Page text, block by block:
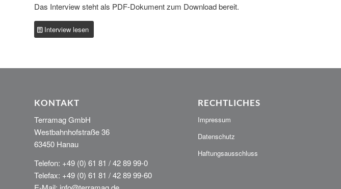
Das Interview steht als PDF-Dokument zum Download bereit.
Interview lesen
KONTAKT
Terramag GmbH
Westbahnhofstraße 36
63450 Hanau
Telefon: +49 (0) 61 81 / 42 89 99-0
Telefax: +49 (0) 61 81 / 42 89 99-60
RECHTLICHES
Impressum
Datenschutz
Haftungsausschluss